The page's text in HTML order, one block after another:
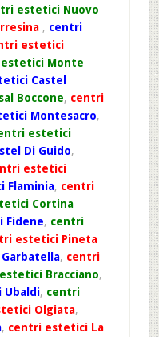
estetici Nuovo
, centri
estetici
Monte
Castel
Boccone, centri
Montesacro,
estetici
Di Guido,
estetici
Flaminia, centri
Cortina
Fidene, centri
estetici Pineta
, centri
Bracciano,
Ubaldi, centri
Olgiata,
, centri estetici La